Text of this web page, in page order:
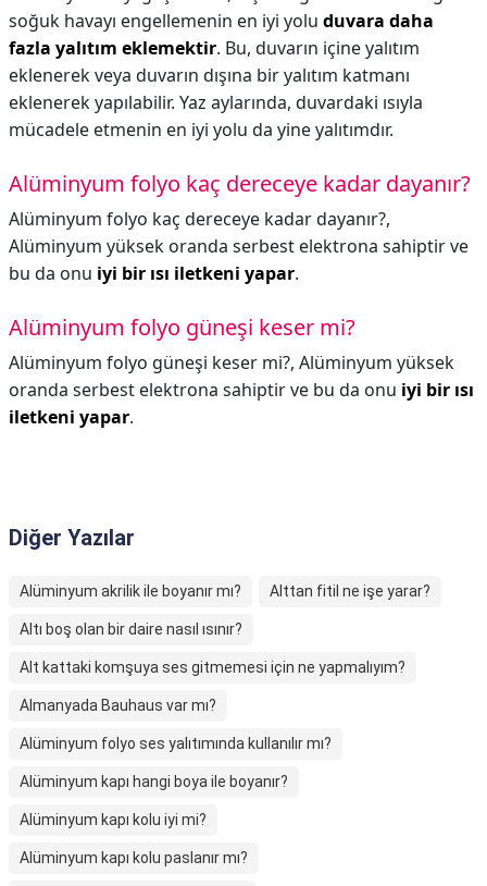
soğuk havayı engellemenin en iyi yolu duvara daha
fazla yalıtım eklemektir. Bu, duvarın içine yalıtım
eklenerek veya duvarın dışına bir yalıtım katmanı
eklenerek yapılabilir. Yaz aylarında, duvardaki ısıyla
mücadele etmenin en iyi yolu da yine yalıtımdır.
Alüminyum folyo kaç dereceye kadar dayanır?
Alüminyum folyo kaç dereceye kadar dayanır?,
Alüminyum yüksek oranda serbest elektrona sahiptir ve
bu da onu iyi bir ısı iletkeni yapar.
Alüminyum folyo güneşi keser mi?
Alüminyum folyo güneşi keser mi?, Alüminyum yüksek
oranda serbest elektrona sahiptir ve bu da onu iyi bir ısı
iletkeni yapar.
Diğer Yazılar
Alüminyum akrilik ile boyanır mı? Alttan fitil ne işe yarar?
Altı boş olan bir daire nasıl ısınır?
Alt kattaki komşuya ses gitmemesi için ne yapmalıyım?
Almanyada Bauhaus var mı?
Alüminyum folyo ses yalıtımında kullanılır mı?
Alüminyum kapı hangi boya ile boyanır?
Alüminyum kapı kolu iyi mi?
Alüminyum kapı kolu paslanır mı?